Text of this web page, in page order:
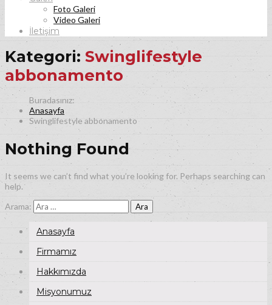
Foto Galeri
Video Galeri
İletişim
Kategori: Swinglifestyle
abbonamento
Anasayfa
Swinglifestyle abbonamento
Nothing Found
It seems we can’t find what you’re looking for. Perhaps searching can
help.
Arama:
Anasayfa
Firmamız
Hakkımızda
Misyonumuz